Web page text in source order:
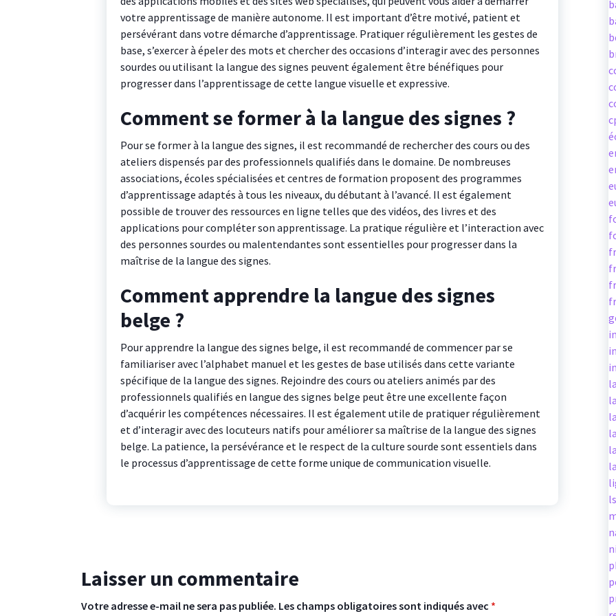
votre apprentissage de manière autonome. Il est important d’être motivé, patient et
persévérant dans votre démarche d’apprentissage. Pratiquer régulièrement les gestes de
base, s’exercer à épeler des mots et chercher des occasions d’interagir avec des personnes
sourdes ou utilisant la langue des signes peuvent également être bénéfiques pour
progresser dans l’apprentissage de cette langue visuelle et expressive.
Comment se former à la langue des signes ?
Pour se former à la langue des signes, il est recommandé de rechercher des cours ou des
ateliers dispensés par des professionnels qualifiés dans le domaine. De nombreuses
associations, écoles spécialisées et centres de formation proposent des programmes
d’apprentissage adaptés à tous les niveaux, du débutant à l’avancé. Il est également
possible de trouver des ressources en ligne telles que des vidéos, des livres et des
applications pour compléter son apprentissage. La pratique régulière et l’interaction avec
des personnes sourdes ou malentendantes sont essentielles pour progresser dans la
maîtrise de la langue des signes.
Comment apprendre la langue des signes
belge ?
Pour apprendre la langue des signes belge, il est recommandé de commencer par se
familiariser avec l’alphabet manuel et les gestes de base utilisés dans cette variante
spécifique de la langue des signes. Rejoindre des cours ou ateliers animés par des
professionnels qualifiés en langue des signes belge peut être une excellente façon
d’acquérir les compétences nécessaires. Il est également utile de pratiquer régulièrement
et d’interagir avec des locuteurs natifs pour améliorer sa maîtrise de la langue des signes
belge. La patience, la persévérance et le respect de la culture sourde sont essentiels dans
le processus d’apprentissage de cette forme unique de communication visuelle.
Laisser un commentaire
Votre adresse e-mail ne sera pas publiée. Les champs obligatoires sont indiqués avec *
fr